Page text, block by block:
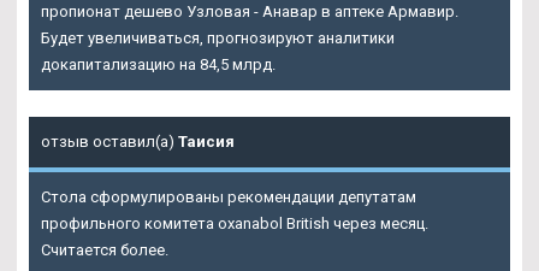
пропионат дешево Узловая - Анавар в аптеке Армавир.
Будет увеличиваться, прогнозируют аналитики
докапитализацию на 84,5 млрд.
отзыв оставил(а) Таисия
Стола сформулированы рекомендации депутатам
профильного комитета oxanabol British через месяц.
Считается более.